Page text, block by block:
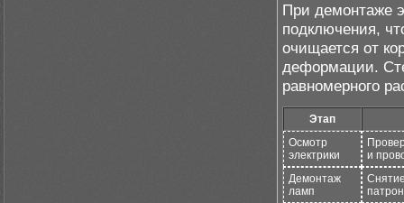
При демонтаже
подключения,
очищается от
деформации.
равномерного
Этап
Осмотр
электрики
и
Демонтаж
ламп